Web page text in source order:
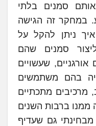
סמנים בלתי
במחקר זה הגישה
ניתן להקל על
סמנים שהם
שעשויים
בהם משתמשים
מרכיבים מתכתיים
ממנו ברבות השנים
מבחינתי גם שעדיף